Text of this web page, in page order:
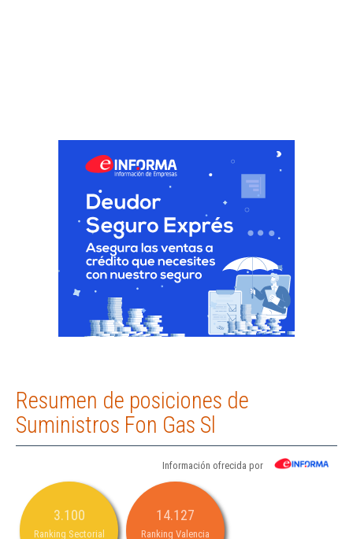
Resumen de posiciones de
Suministros Fon Gas Sl
Información ofrecida por
3.100
Ranking Sectorial
14.127
Ranking Valencia